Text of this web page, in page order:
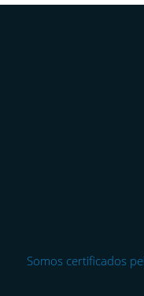
Somos certificados